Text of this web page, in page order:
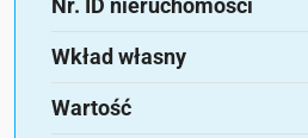
Nr. ID nieruchomości
Wkład własny
Wartość